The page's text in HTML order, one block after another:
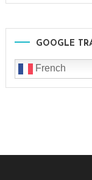
GOOGLE
French